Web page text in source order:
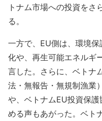
トナム市場への投資をさ
る。
一方で、EU側は、環境
化や、再生可能エネルギ
言した。さらに、ベトナ
法・無報告・無規制漁業
や、ベトナムEU投資保
める声もあがった。ベト